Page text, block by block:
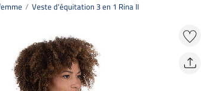
Veste d'équitation 3 en 1 Rina II